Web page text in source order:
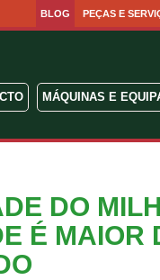
BLOG PEÇAS E
MÁQUINAS E
DO
É MAIOR